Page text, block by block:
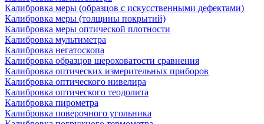
Калибровка меры (образцов с искусственными дефектами)
Калибровка меры (толщины покрытий)
Калибровка меры оптической плотности
Калибровка мультиметра
Калибровка негатоскопа
Калибровка образцов шероховатости сравнения
Калибровка оптических измерительных приборов
Калибровка оптического нивелира
Калибровка оптического теодолита
Калибровка пирометра
Калибровка поверочного угольника